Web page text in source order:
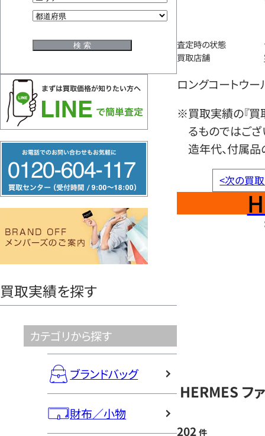
リ
ー
ヤ
買取実績を探す
カテゴリから探す
ブランドバッグ
財布／小物
査定時の状態
買取店舗
ロングコートウ
※買取実績の『買
るものではござ
造年代、付属品
<次の買
HERMES フ
202 件